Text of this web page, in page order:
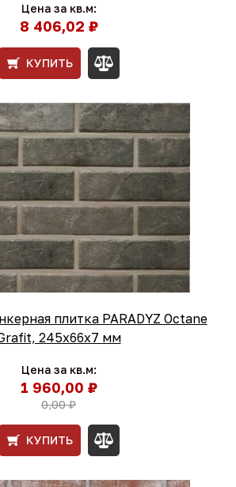
Цена за кв.м:
8 406,02 ₽
КУПИТЬ
плитка PARADYZ Octane
245x66x7 мм
Цена за кв.м:
1 960,00 ₽
0,00 ₽
КУПИТЬ